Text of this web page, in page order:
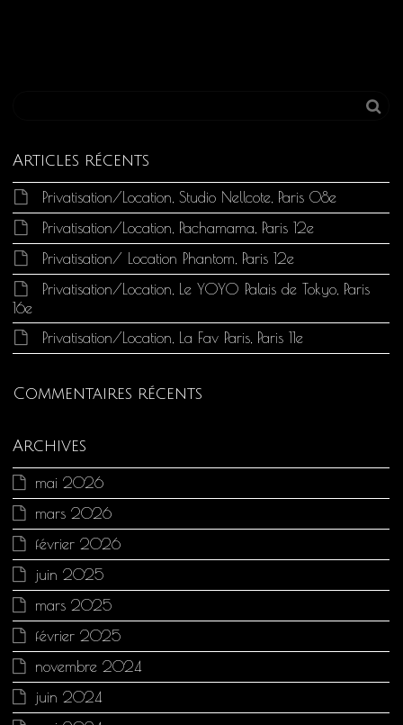
Articles récents
Privatisation/Location, Studio Nellcote, Paris 08e
Privatisation/Location, Pachamama, Paris 12e
Privatisation/ Location Phantom, Paris 12e
Privatisation/Location, Le YOYO Palais de Tokyo, Paris
16e
Privatisation/Location, La Fav Paris, Paris 11e
Commentaires récents
Archives
mai 2026
mars 2026
février 2026
juin 2025
mars 2025
février 2025
novembre 2024
juin 2024